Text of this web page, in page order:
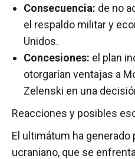
Consecuencia: de no
el respaldo militar y
Unidos.
Concesiones: el plan
otorgarían ventajas a
Zelenski en una
Reacciones y posibles
El ultimátum ha
ucraniano, que se